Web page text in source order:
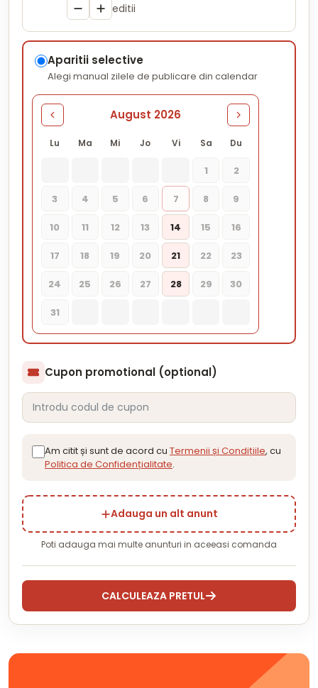
editii
Aparitii selective
Alegi manual zilele de publicare din calendar
August 2026
Lu Ma Mi Jo Vi Sa Du
1 2
3 4 5 6 7 8 9
10 11 12 13 14 15 16
17 18 19 20 21 22 23
24 25 26 27 28 29 30
31
Cupon promotional (optional)
Am citit și sunt de acord cu Termenii și Condițiile, cu
Politica de Confidențialitate.
Adauga un alt anunt
Poti adauga mai multe anunturi in aceeasi comanda
CALCULEAZA PRETUL